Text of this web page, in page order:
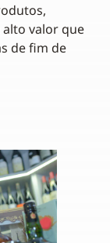
alto valor que
de fim de